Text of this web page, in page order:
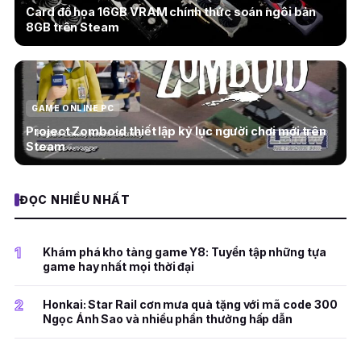
Card đồ họa 16GB VRAM chính thức soán ngôi bản
8GB trên Steam
GAME ONLINE PC
Project Zomboid thiết lập kỷ lục người chơi mới trên
Steam
ĐỌC NHIỀU NHẤT
1
Khám phá kho tàng game Y8: Tuyển tập những tựa
game hay nhất mọi thời đại
2
Honkai: Star Rail cơn mưa quà tặng với mã code 300
Ngọc Ánh Sao và nhiều phần thưởng hấp dẫn